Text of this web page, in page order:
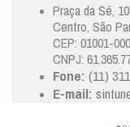
Praça da Sé,
Centro, São
CEP: 01001-000
CNPJ:
Fone: (11)
E-mail: